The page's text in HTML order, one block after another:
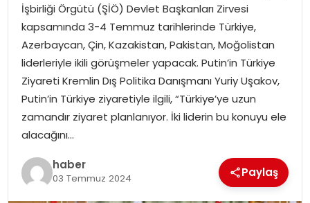
SAĞLIK
SOSYAL HABER
İşbirliği Örgütü (ŞİÖ) Devlet Başkanları Zirvesi
kapsamında 3-4 Temmuz tarihlerinde Türkiye,
Azerbaycan, Çin, Kazakistan, Pakistan, Moğolistan
liderleriyle ikili görüşmeler yapacak. Putin’in Türkiye
Ziyareti Kremlin Dış Politika Danışmanı Yuriy Uşakov,
Putin’in Türkiye ziyaretiyle ilgili, “Türkiye’ye uzun
zamandır ziyaret planlanıyor. İki liderin bu konuyu ele
alacağını…
haber
03 Temmuz 2024 Paylaş